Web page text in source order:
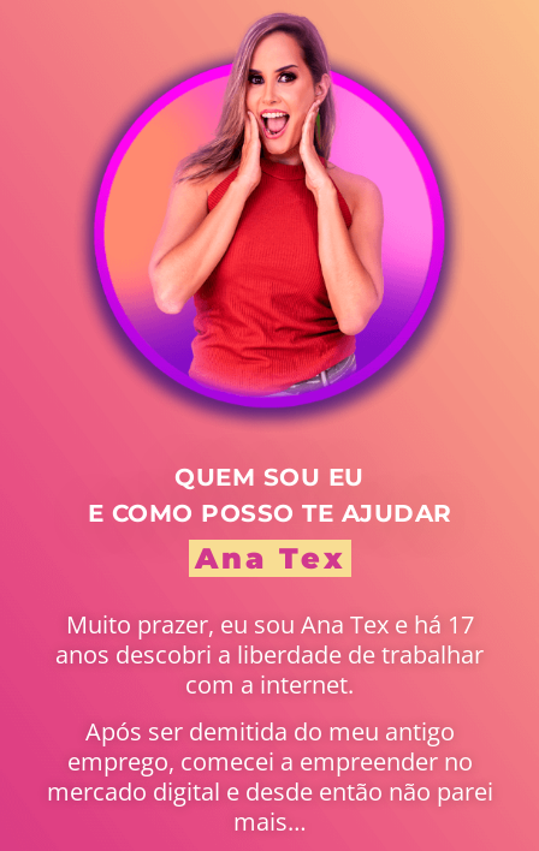
QUEM SOU EU
E COMO POSSO TE AJUDAR
Ana Tex
Muito prazer, eu sou Ana Tex e há 17
anos descobri a liberdade de trabalhar
com a internet.
Após ser demitida do meu antigo
emprego, comecei a empreender no
mercado digital e desde então não parei
mais…